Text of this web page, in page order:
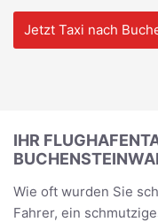
Jetzt Taxi nach
IHR
Wie oft wurden Sie
Fahrer, ein